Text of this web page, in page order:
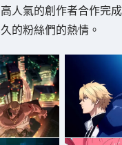
人氣的創作者合作完
的粉絲們的熱情。